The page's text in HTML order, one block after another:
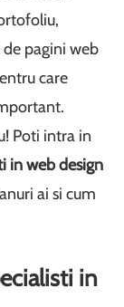
pagini web
care
Poti intra in
in web design
ai si cum
in